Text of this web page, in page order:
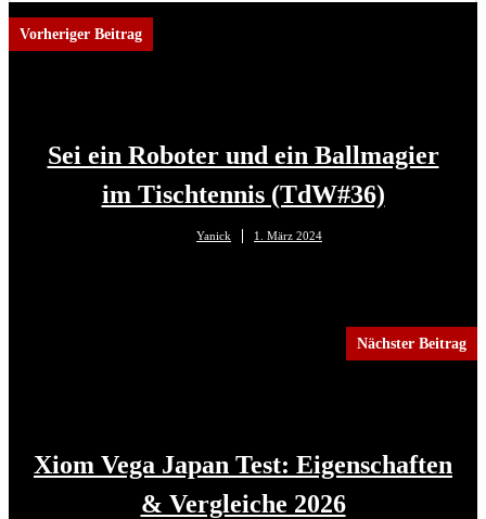
Vorheriger Beitrag
Sei ein Roboter und ein Ballmagier
im Tischtennis (TdW#36)
Yanick 1. März 2024
Nächster Beitrag
Xiom Vega Japan Test: Eigenschaften
& Vergleiche 2026